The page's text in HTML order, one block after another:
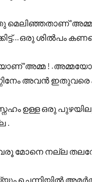
‘അമ്മ .
ശിൽപം
‘അമ്മ !
അവൻ ഇതുവരെ
ഉള്ള ഒരു
.
മോനെ നല്ല
ചെന്നിയിൽ